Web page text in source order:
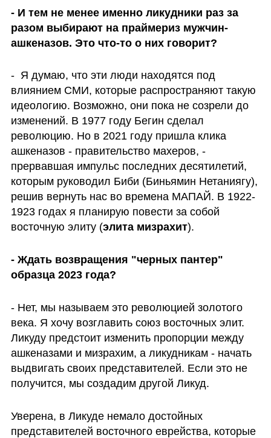
- И тем не менее именно ликудники раз за
разом выбирают на праймериз мужчин-
ашкеназов. Это что-то о них говорит?
-  Я думаю, что эти люди находятся под
влиянием СМИ, которые распространяют такую
идеологию. Возможно, они пока не созрели до
изменений. В 1977 году Бегин сделал
революцию. Но в 2021 году пришла клика
ашкеназов - правительство махеров, -
прервавшая импульс последних десятилетий,
которым руководил Биби (Биньямин Нетаниягу),
решив вернуть нас во времена МАПАЙ. В 1922-
1923 годах я планирую повести за собой
восточную элиту (элита мизрахит).
- Ждать возвращения "черных пантер"
образца 2023 года?
- Нет, мы называем это революцией золотого
века. Я хочу возглавить союз восточных элит.
Ликуду предстоит изменить пропорции между
ашкеназами и мизрахим, а ликудникам - начать
выдвигать своих представителей. Если это не
получится, мы создадим другой Ликуд.
Уверена, в Ликуде немало достойных
представителей восточного еврейства, которые